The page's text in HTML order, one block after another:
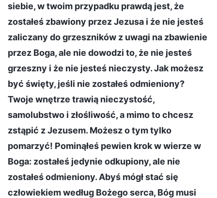
siebie, w twoim przypadku prawdą jest, że
zostałeś zbawiony przez Jezusa i że nie jesteś
zaliczany do grzeszników z uwagi na zbawienie
przez Boga, ale nie dowodzi to, że nie jesteś
grzeszny i że nie jesteś nieczysty. Jak możesz
być święty, jeśli nie zostałeś odmieniony?
Twoje wnętrze trawią nieczystość,
samolubstwo i złośliwość, a mimo to chcesz
zstąpić z Jezusem. Możesz o tym tylko
pomarzyć! Pominąłeś pewien krok w wierze w
Boga: zostałeś jedynie odkupiony, ale nie
zostałeś odmieniony. Abyś mógł stać się
człowiekiem według Bożego serca, Bóg musi